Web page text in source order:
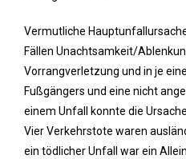
Vermutliche
Fällen Unachtsamkeit/
Vorrangverletzung und in je
Fußgängers und eine nicht
einem Unfall konnte die
Vier Verkehrstote waren
ein tödlicher Unfall war ein